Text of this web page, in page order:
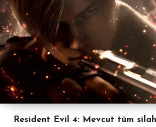
Resident Evil 4: Mevcut tüm